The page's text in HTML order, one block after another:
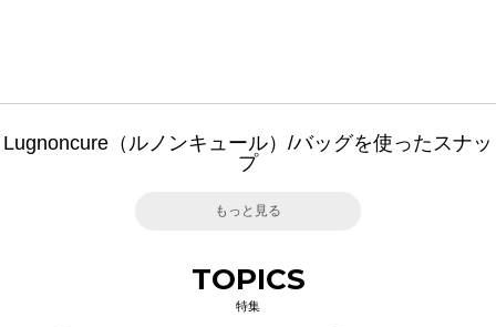
Lugnoncure（ルノンキュール）/バッグを使ったスナッ
プ
もっと見る
TOPICS
特集